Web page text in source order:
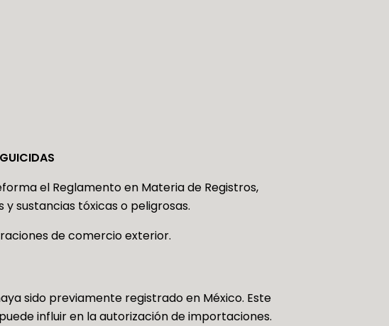
el Reglamento en Materia de Registros,
sustancias tóxicas o peligrosas.
de comercio exterior.
sido previamente registrado en México. Este
influir en la autorización de importaciones.